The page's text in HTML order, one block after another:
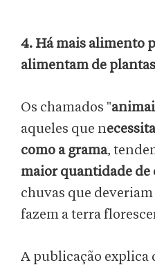
4. Há mais alimento
alimentam de plantas
Os chamados "
aqueles que n
como a grama,
maior quantidade de
chuvas que
fazem a terra
A publicação explica